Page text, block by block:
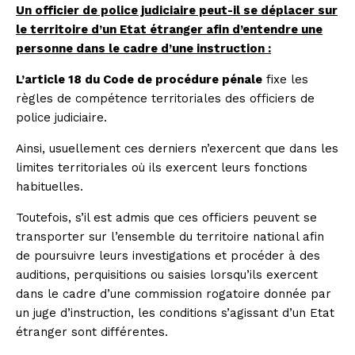
Un officier de police judiciaire peut-il se déplacer sur
le territoire d’un Etat étranger afin d’entendre une
personne dans le cadre d’une instruction :
L’article 18 du Code de procédure pénale fixe les
règles de compétence territoriales des officiers de
police judiciaire.
Ainsi, usuellement ces derniers n’exercent que dans les
limites territoriales où ils exercent leurs fonctions
habituelles.
Toutefois, s’il est admis que ces officiers peuvent se
transporter sur l’ensemble du territoire national afin
de poursuivre leurs investigations et procéder à des
auditions, perquisitions ou saisies lorsqu’ils exercent
dans le cadre d’une commission rogatoire donnée par
un juge d’instruction, les conditions s’agissant d’un Etat
étranger sont différentes.